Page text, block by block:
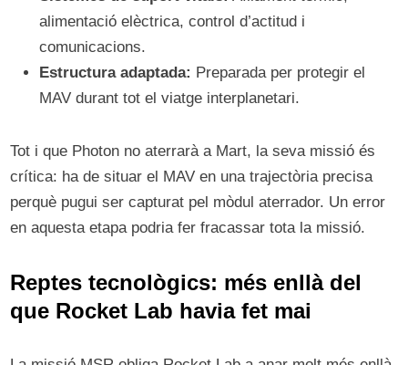
alimentació elèctrica, control d’actitud i
comunicacions.
Estructura adaptada: Preparada per protegir el
MAV durant tot el viatge interplanetari.
Tot i que Photon no aterrarà a Mart, la seva missió és
crítica: ha de situar el MAV en una trajectòria precisa
perquè pugui ser capturat pel mòdul aterrador. Un error
en aquesta etapa podria fer fracassar tota la missió.
Reptes tecnològics: més enllà del
que Rocket Lab havia fet mai